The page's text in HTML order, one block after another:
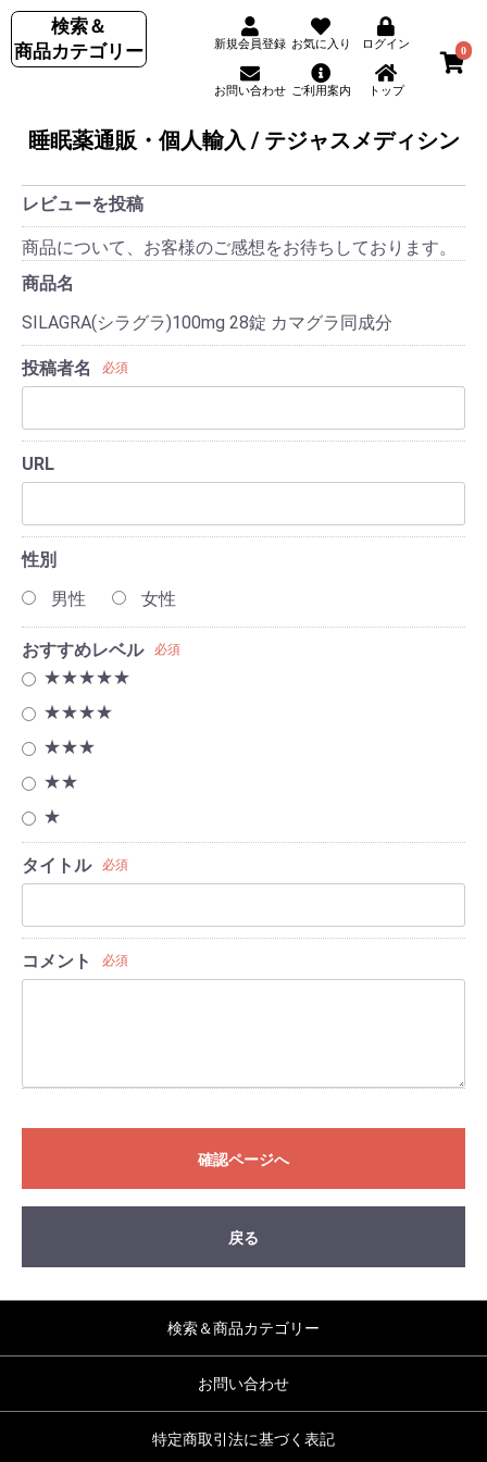
検索＆
商品カテゴリー
新規会員登録 お気に入り ログイン
お問い合わせ ご利用案内 トップ
0
睡眠薬通販・個人輸入 / テジャスメディシン
レビューを投稿
商品について、お客様のご感想をお待ちしております。
商品名
SILAGRA(シラグラ)100mg 28錠 カマグラ同成分
投稿者名 必須
URL
性別
男性
女性
おすすめレベル 必須
★★★★★
★★★★
★★★
★★
★
タイトル 必須
コメント 必須
確認ページへ
戻る
検索＆商品カテゴリー
お問い合わせ
特定商取引法に基づく表記